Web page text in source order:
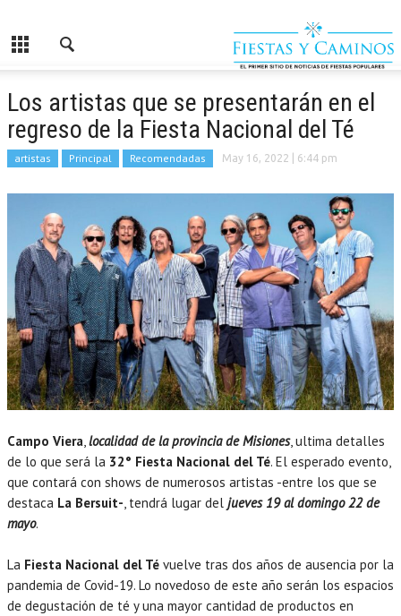
Los artistas que se presentarán en el
regreso de la Fiesta Nacional del Té
artistas Principal Recomendadas May 16, 2022 | 6:44 pm
Campo Viera,localidad de la provincia de Misiones, ultima detalles
de lo que será la 32° Fiesta Nacional del Té. El esperado evento,
que contará con shows de numerosos artistas -entre los que se
destaca La Bersuit-, tendrá lugar del jueves 19 al domingo 22 de
mayo.
La Fiesta Nacional del Té vuelve tras dos años de ausencia por la
pandemia de Covid-19. Lo novedoso de este año serán los espacios
de degustación de té y una mayor cantidad de productos en